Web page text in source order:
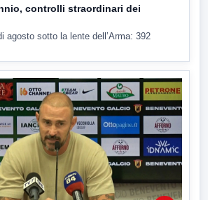
controlli straordinari dei
agosto sotto la lente dell’Arma: 392